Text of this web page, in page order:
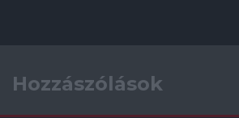
Hozzászólások